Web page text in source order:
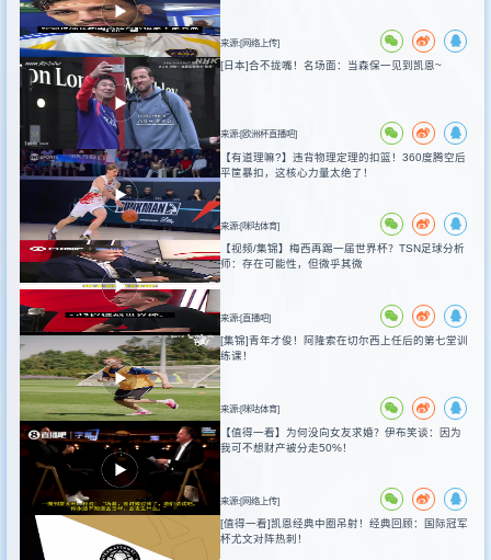
来源:[网络上传]
[日本]合不拢嘴！名场面：当森保一见到凯恩~
来源:[欧洲杯直播吧]
【有道理嘛?】违背物理定理的扣篮！360度腾空后
平筐暴扣，这核心力量太绝了！
来源:[咪咕体育]
【视频/集锦】梅西再踢一届世界杯？TSN足球分析
师：存在可能性，但微乎其微
来源:[直播吧]
[集锦]青年才俊！阿隆索在切尔西上任后的第七堂训
练课！
来源:[咪咕体育]
【值得一看】为何没向女友求婚？伊布笑谈：因为
我可不想财产被分走50%！
来源:[网络上传]
[值得一看]凯恩经典中圈吊射！经典回顾：国际冠军
杯尤文对阵热刺！